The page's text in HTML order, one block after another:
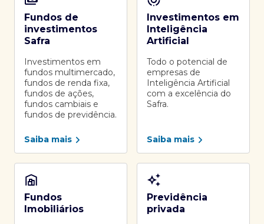
Fundos de
investimentos
Safra
Investimentos em
fundos multimercado,
fundos de renda fixa,
fundos de ações,
fundos cambiais e
fundos de previdência.
Saiba mais
Investimentos em
Inteligência
Artificial
Todo o potencial de
empresas de
Inteligência Artificial
com a excelência do
Safra.
Saiba mais
Fundos
Imobiliários
Previdência
privada